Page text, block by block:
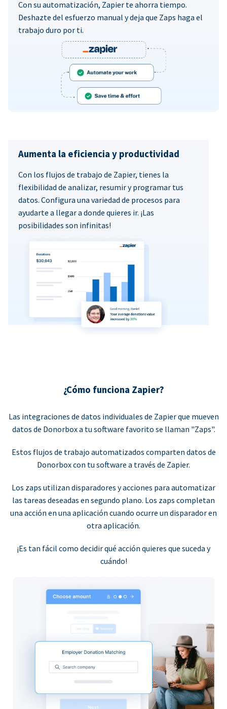
Con su automatización, Zapier te ahorra tiempo.
Deshazte del esfuerzo manual y deja que Zaps haga el
trabajo duro por ti.
Aumenta la eficiencia y productividad
Con los flujos de trabajo de Zapier, tienes la
flexibilidad de analizar, resumir y programar tus
datos. Configura una variedad de procesos para
ayudarte a llegar a donde quieres ir. ¡Las
posibilidades son infinitas!
¿Cómo funciona Zapier?
Las integraciones de datos individuales de Zapier que mueven
datos de Donorbox a tu software favorito se llaman "Zaps".
Estos flujos de trabajo automatizados comparten datos de
Donorbox con tu software a través de Zapier.
Los zaps utilizan disparadores y acciones para automatizar
las tareas deseadas en segundo plano. Los zaps completan
una acción en una aplicación cuando ocurre un disparador en
otra aplicación.
¡Es tan fácil como decidir qué acción quieres que suceda y
cuándo!